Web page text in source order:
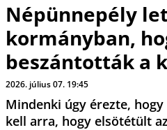
Népünnepély
kormányban,
beszántották a
2026. július 07. 19:45
Mindenki úgy érezte,
kell arra, hogy elsötétült